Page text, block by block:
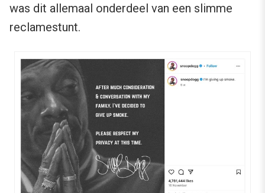
was dit allemaal onderdeel van een slimme
reclamestunt.